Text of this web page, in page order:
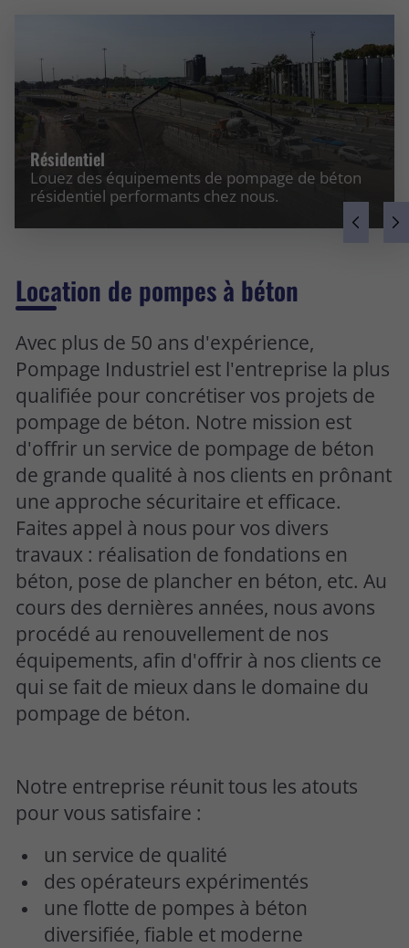
Résidentiel
Louez des équipements de pompage de béton
résidentiel performants chez nous.
Location de pompes à béton
Avec plus de 50 ans d'expérience,
Pompage Industriel est l'entreprise la plus
qualifiée pour concrétiser vos projets de
pompage de béton. Notre mission est
d'offrir un service de pompage de béton
de grande qualité à nos clients en prônant
une approche sécuritaire et efficace.
Faites appel à nous pour vos divers
travaux : réalisation de fondations en
béton, pose de plancher en béton, etc. Au
cours des dernières années, nous avons
procédé au renouvellement de nos
équipements, afin d'offrir à nos clients ce
qui se fait de mieux dans le domaine du
pompage de béton.
Notre entreprise réunit tous les atouts
pour vous satisfaire :
un service de qualité
des opérateurs expérimentés
une flotte de pompes à béton
diversifiée, fiable et moderne